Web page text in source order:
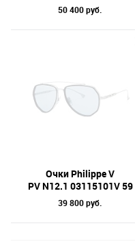
Технология оптики
50 400 руб.
Очки Philippe V
PV N12.1 03115101V 59
39 800 руб.